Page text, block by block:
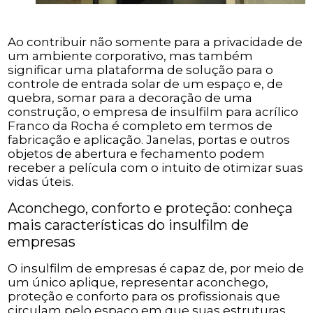
Ao contribuir não somente para a privacidade de
um ambiente corporativo, mas também
significar uma plataforma de solução para o
controle de entrada solar de um espaço e, de
quebra, somar para a decoração de uma
construção, o empresa de insulfilm para acrílico
Franco da Rocha é completo em termos de
fabricação e aplicação. Janelas, portas e outros
objetos de abertura e fechamento podem
receber a película com o intuito de otimizar suas
vidas úteis.
Aconchego, conforto e proteção: conheça
mais características do insulfilm de
empresas
O insulfilm de empresas é capaz de, por meio de
um único aplique, representar aconchego,
proteção e conforto para os profissionais que